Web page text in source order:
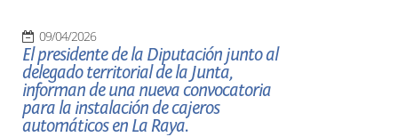
09/04/2026
El presidente de la Diputación junto al
delegado territorial de la Junta,
informan de una nueva convocatoria
para la instalación de cajeros
automáticos en La Raya.